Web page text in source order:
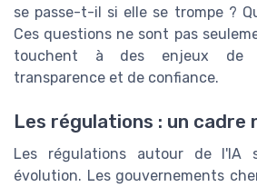
se passe-t-il si elle se trompe ?
Ces questions ne sont pas
touchent à des enjeux de
transparence et de confiance.
Les régulations : un cadre
Les régulations autour de l'IA
évolution. Les gouvernements